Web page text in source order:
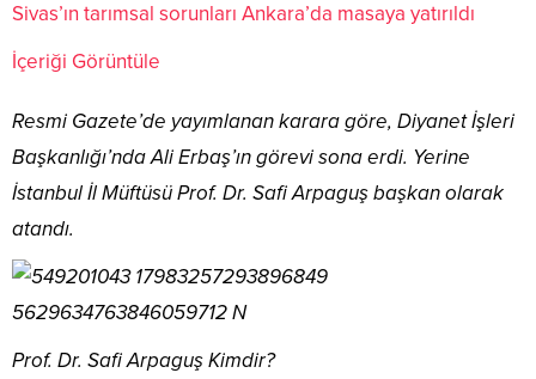
Sivas’ın tarımsal sorunları Ankara’da masaya yatırıldı
İçeriği Görüntüle
Resmi Gazete’de yayımlanan karara göre, Diyanet İşleri
Başkanlığı’nda Ali Erbaş’ın görevi sona erdi. Yerine
İstanbul İl Müftüsü Prof. Dr. Safi Arpaguş başkan olarak
atandı.
Prof. Dr. Safi Arpaguş Kimdir?